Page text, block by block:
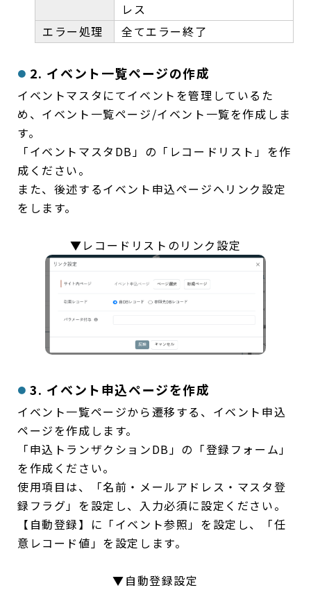
レス
エラー処理
全てエラー終了
2. イベント一覧ページの作成
イベントマスタにてイベントを管理しているた
め、イベント一覧ページ/イベント一覧を作成しま
す。
「イベントマスタDB」の「レコードリスト」を作
成ください。
また、後述するイベント申込ページへリンク設定
をします。
▼レコードリストのリンク設定
3. イベント申込ページを作成
イベント一覧ページから遷移する、イベント申込
ページを作成します。
「申込トランザクションDB」の「登録フォーム」
を作成ください。
使用項目は、「名前・メールアドレス・マスタ登
録フラグ」を設定し、入力必須に設定ください。
【自動登録】に「イベント参照」を設定し、「任
意レコード値」を設定します。
▼自動登録設定